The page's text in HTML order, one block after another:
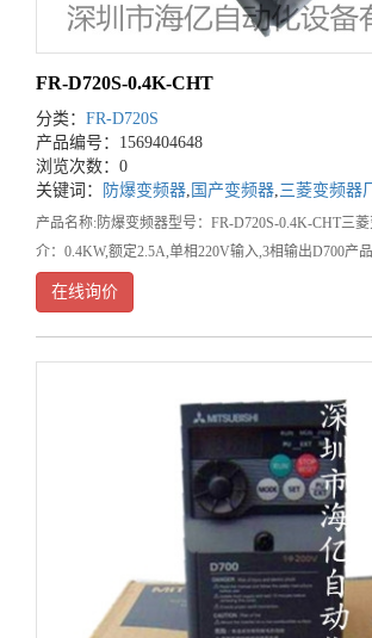
FR-D720S-0.4K-CHT
分类： FR-D720S
产品编号：1569404648
浏览次数：0
关键词：
防爆变频器, 国产变频器,三菱变频器
产品名称:防爆变频器型号：FR-D720S-0.4K-CHT三
介：0.4KW,额定2.5A,单相220V输入,3相输出D700产
产品内置RS485通信口，柔性PWM，实现更低噪音运
量控
在线询价